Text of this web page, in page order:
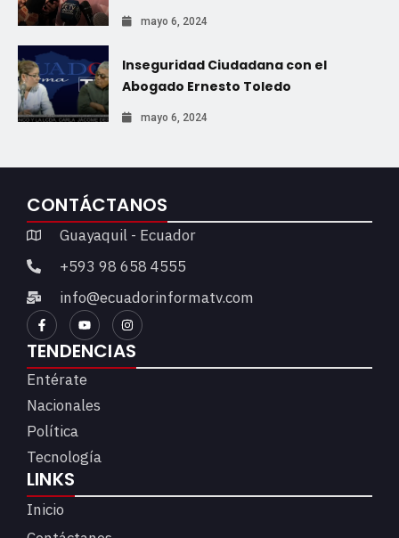
mayo 6, 2024
Inseguridad Ciudadana con el
Abogado Ernesto Toledo
mayo 6, 2024
CONTÁCTANOS
Guayaquil - Ecuador
+593 98 658 4555
info@ecuadorinformatv.com
TENDENCIAS
Entérate
Nacionales
Política
Tecnología
LINKS
Inicio